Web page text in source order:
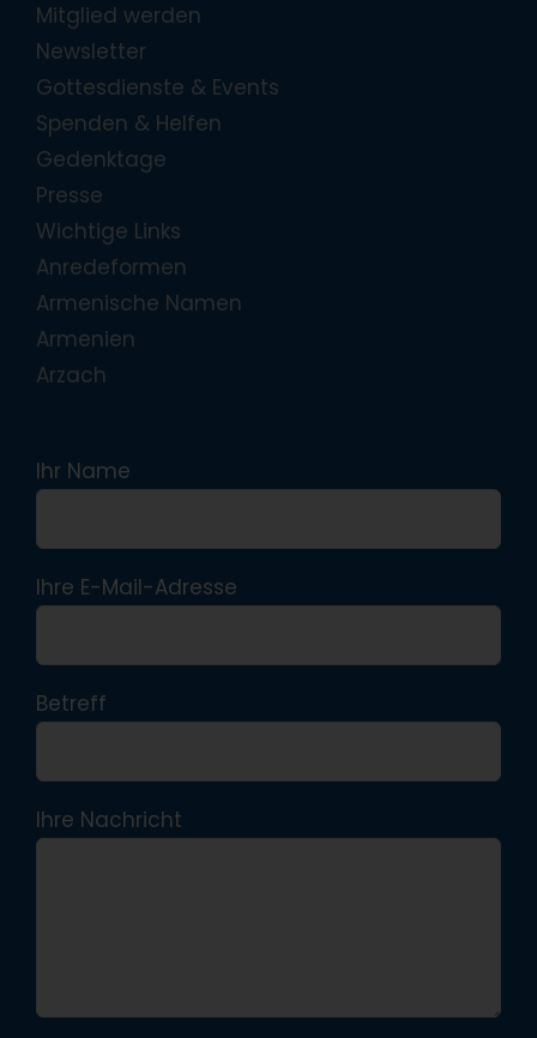
Mitglied werden
Newsletter
Gottesdienste & Events
Spenden & Helfen
Gedenktage
Presse
Wichtige Links
Anredeformen
Armenische Namen
Armenien
Arzach
Ihr Name
Ihre E-Mail-Adresse
Betreff
Ihre Nachricht